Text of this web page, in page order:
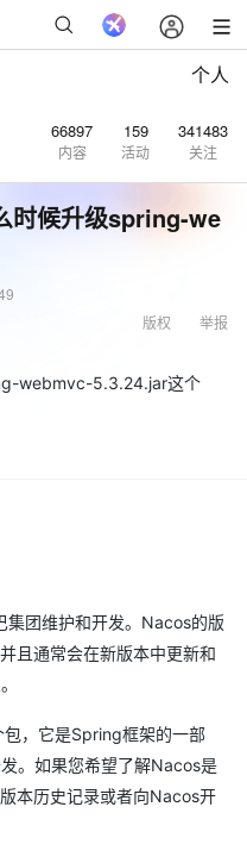
个人
66897
内容
159
活动
341483
关注
时候升级spring-we
举报
版权
webmvc-5.3.24.jar这个
集团维护和开发。Nacos的版
且通常会在新版本中更新和
，它是Spring框架的一部
。如果您希望了解Nacos是
本历史记录或者向Nacos开